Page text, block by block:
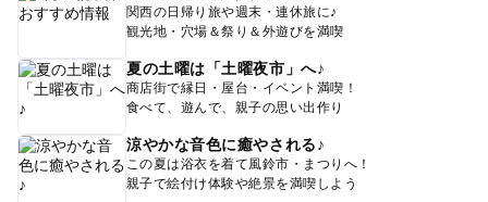
関西の日帰り旅や週末・連休旅に♪
観光地・穴場＆祭り＆外遊びを満喫
夏の土曜は「土曜夜市」へ♪
商店街で縁日・屋台・イベント満喫！
食べて、遊んで、親子の思い出作り
涼やかな音色に癒やされる♪
この夏は浴衣を着て風鈴市・まつりへ！
親子で絵付け体験や絶景を満喫しよう